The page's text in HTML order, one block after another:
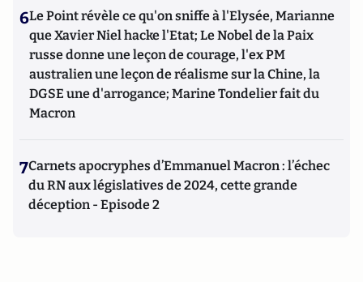
6Le Point révèle ce qu'on sniffe à l'Elysée, Marianne
que Xavier Niel hacke l'Etat; Le Nobel de la Paix
russe donne une leçon de courage, l'ex PM
australien une leçon de réalisme sur la Chine, la
DGSE une d'arrogance; Marine Tondelier fait du
Macron
7Carnets apocryphes d’Emmanuel Macron : l’échec
du RN aux législatives de 2024, cette grande
déception - Episode 2